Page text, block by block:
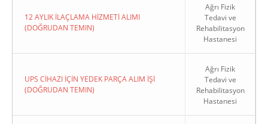
12 AYLIK İLAÇLAMA HİZMETİ ALIMI
(DOĞRUDAN TEMIN)
Ağrı Fizik
Tedavi ve
Rehabilitasyon
Hastanesi
UPS CİHAZI İÇİN YEDEK PARÇA ALIM İŞİ
(DOĞRUDAN TEMIN)
Ağrı Fizik
Tedavi ve
Rehabilitasyon
Hastanesi